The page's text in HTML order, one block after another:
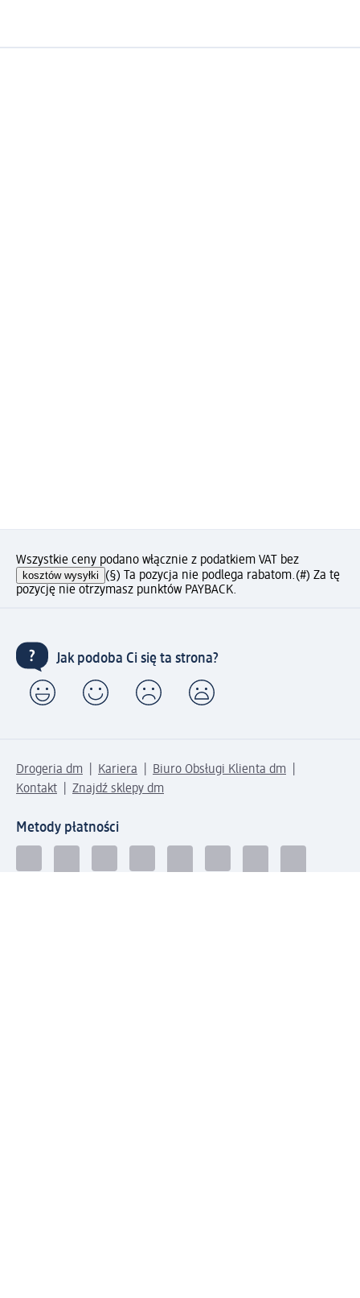
Wszystkie ceny podano włącznie z podatkiem VAT bez
kosztów wysyłki (§) Ta pozycja nie podlega rabatom.(#) Za tę
pozycję nie otrzymasz punktów PAYBACK.
Jak podoba Ci się ta strona?
Drogeria dm Kariera
Biuro Obsługi Klienta dm
Kontakt
Znajdź sklepy dm
Metody płatności